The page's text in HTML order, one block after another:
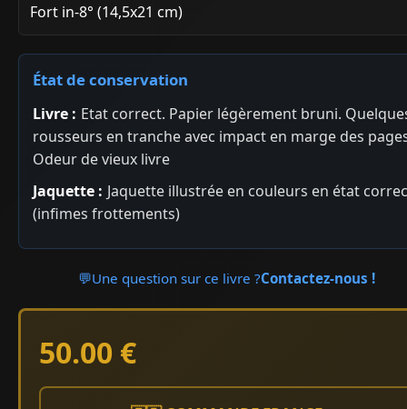
Fort in-8° (14,5x21 cm)
État de conservation
Livre : Etat correct. Papier légèrement bruni.
rousseurs en tranche avec impact en marge des
Odeur de vieux livre
Jaquette : Jaquette illustrée en couleurs en état
(infimes frottements)
💬Une question sur ce livre ?Contactez-nous !
50.00 €